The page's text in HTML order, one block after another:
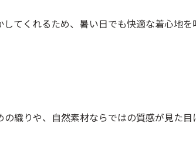
てくれるため、暑い日でも快適な着心地を
織りや、自然素材ならではの質感が見た目